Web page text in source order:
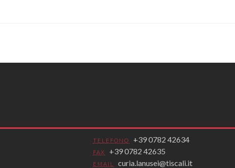
TELEFONO +39 0782 42634
FAX +39 0782 42635
EMAIL curia.lanusei@tiscali.it